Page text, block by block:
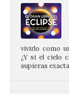
vivirlo como
¿Y si el cielo
supieras